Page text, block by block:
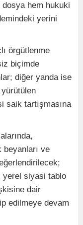
hem hukuki
yerini
örgütlenme
biçimde
diğer yanda ise
saik tartışmasına
beyanları ve
yerel siyasi tablo
dair
edilmeye devam